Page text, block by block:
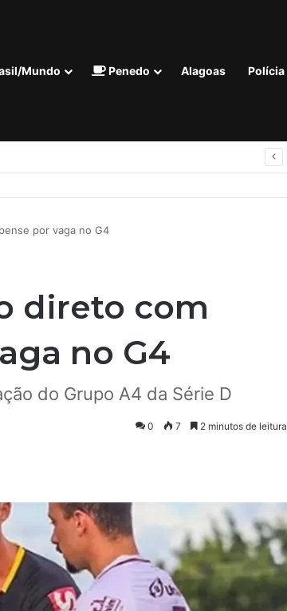
Mundo Penedo Alagoas Polícia
por vaga no G4
direto com
no G4
do Grupo A4 da Série D
0 7 2 minutos de leitura